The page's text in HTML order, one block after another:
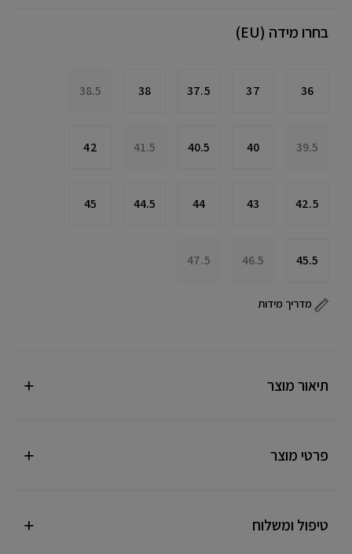
בחרו מידה (EU)
36
37
37.5
38
38.5
39.5
40
40.5
41.5
42
42.5
43
44
44.5
45
45.5
46.5
47.5
מדריך מידות
תיאור מוצר
פרטי מוצר
טיפול ומשלוח